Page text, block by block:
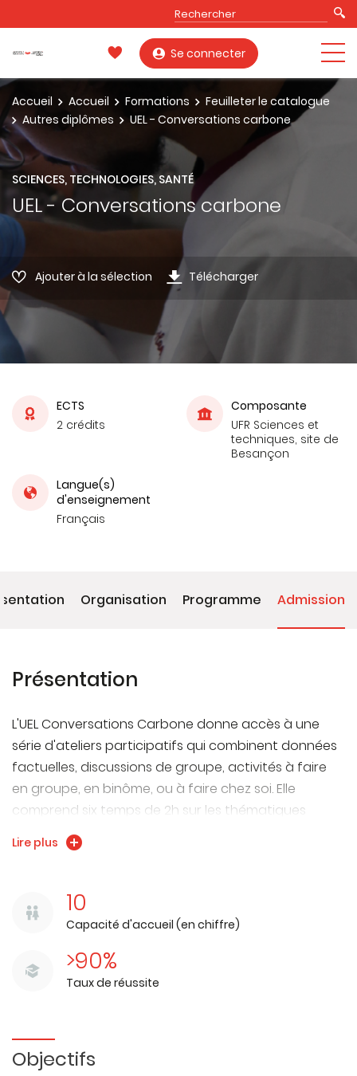
Se connecter
Accueil Accueil Formations
Feuilleter le catalogue
Autres diplômes
UEL - Conversations carbone
SCIENCES, TECHNOLOGIES, SANTÉ
UEL - Conversations carbone
Ajouter à la sélection Télécharger
ECTS
2 crédits
Composante
UFR Sciences et
techniques, site de
Besançon
Langue(s)
d'enseignement
Français
Organisation Programme Admission
Présentation
L'UEL Conversations Carbone donne accès à une
série d'ateliers participatifs qui combinent données
factuelles, discussions de groupe, activités à faire
en groupe, en binôme, ou à faire chez soi. Elle
comprend six temps de 2h sur les thématiques
suivantes :
2. L'énergie à la maison
3. Voyage et transport
4. L'alimentation et l'eau
5. La consommation et les déchets
6. Discuter avec ses amis, sa famille et ses collègues
https://carboneetsens.fr/conversations-carbone-en-france/
Lire plus
10
Capacité d'accueil (en chiffre)
>90%
Taux de réussite
Objectifs